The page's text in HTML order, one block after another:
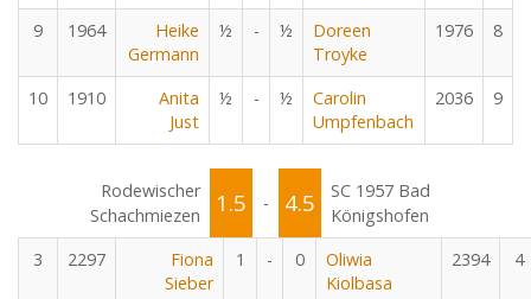
9 1964
Heike
Germann
½ - ½
Doreen
Troyke
1976 8
10 1910
Anita
Just
½ - ½
Carolin
Umpfenbach
2036 9
Rodewischer
Schachmiezen
1.5 - 4.5
SC 1957 Bad
Königshofen
3
2297
Fiona
Sieber
1 - 0
Oliwia
Kiolbasa
2394 4